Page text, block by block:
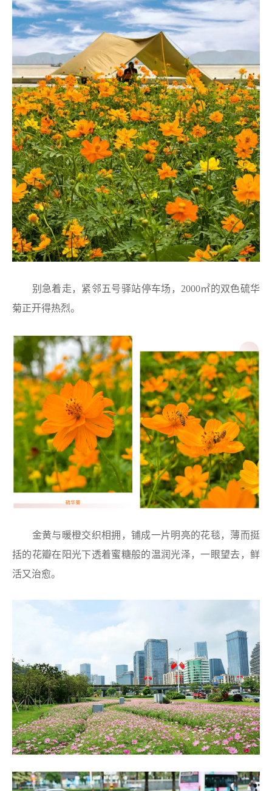
别急着走，紧邻五号驿站停车场，2000㎡的双色硫华
菊正开得热烈。
金黄与暖橙交织相拥，铺成一片明亮的花毯，薄而挺
括的花瓣在阳光下透着蜜糖般的温润光泽，一眼望去，鲜
活又治愈。